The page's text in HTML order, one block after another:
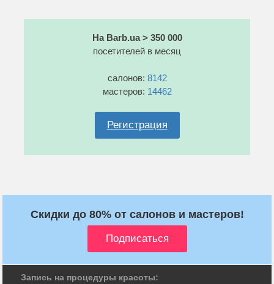
На Barb.ua > 350 000
посетителей в месяц
салонов: 8142
мастеров: 14462
Регистрация
Скидки до 80% от салонов и мастеров!
Запись на процедуры красоты: